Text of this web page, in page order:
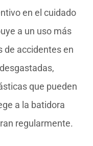
en el cuidado
a un uso más
de accidentes en
que pueden
a la batidora
regularmente.